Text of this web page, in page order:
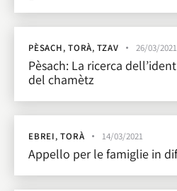
PÈSACH,TORÀ,TZAV 26/03/2021
Pèsach: La ricerca
del chamètz
EBREI,TORÀ 14/03/2021
Appello per le famiglie in